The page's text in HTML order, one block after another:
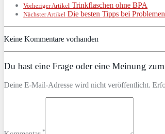
Vorheriger Artikel Trinkflaschen ohne BPA
Nächster Artikel Die besten Tipps bei
Keine Kommentare vorhanden
Du hast eine Frage oder eine Meinung
Deine E-Mail-Adresse wird nicht veröffentlicht.
*